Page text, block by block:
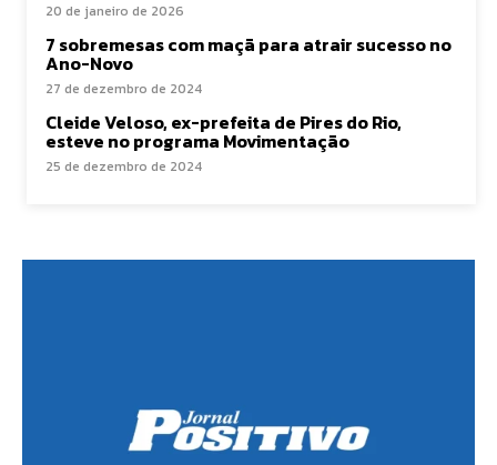
20 de janeiro de 2026
7 sobremesas com maçã para atrair sucesso no
Ano-Novo
27 de dezembro de 2024
Cleide Veloso, ex-prefeita de Pires do Rio,
esteve no programa Movimentação
25 de dezembro de 2024